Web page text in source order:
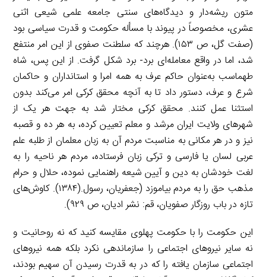
متون ریشه‌دار و دیدگاه‌های سنتی جامعه علمی شیعی اثنی
عشری، مخصوصاً در پیوند با مسأله حکومت و قدرت سیاسی بود
(صفت گل، ص ۱۵۳). هرچند که سلطنت صفوی از این امر منتفع
شد، اما در واقع معامله‌ای برد- برد شکل گرفت. از این پس، شاه
طهماسب به‌عنوان حاکم عرف به همه امرا و استانداران و حاکمان
شرع و عرف، دستور داد تا به آنچه محقق کرکی امر می‌کند بدون
استثنا عمل کنند. محقق کرکی مختار شد به جهت هر یک از
شهرهای ولایت ایران مرشد و معلم تعیین کرده، به هر ده و قصبه
نیز و در هر مکانی به مناسبت مردم آن به زبان معلمان از طلبه علم
عربی لسان یا فارسی و ترکی زبان فرستاده، مردم هر ناحیه را به
لغت خودشان به دین و آیین شیعه راهنمایی نموده، حلال و حرام
مذهب حق را به مردم بیاموزد (جعفریان، رسول.(۱۳۸۴). کاوش‌های
تازه در باب روزگار صفویان، قم: نشر ادیان، ص ۹۲۹).
این حکومت را با حکومت پهلوی مقایسه کنید که نه روحانیت و
نه سایر نیروهای اجتماعی را سازماندهی نکرد بلکه همه نیروهای
اجتماعی سازمان یافته را که در به قدرت رسیدن آن سهیم بودند،